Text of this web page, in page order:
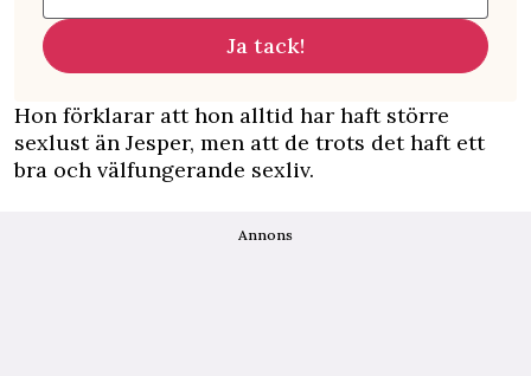
Ja tack!
Hon förklarar att hon alltid har haft större
sexlust än Jesper, men att de trots det haft ett
bra och välfungerande sexliv.
Annons